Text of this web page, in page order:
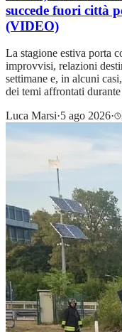
succede fuori città
(VIDEO)
La stagione estiva porta
improvvisi, relazioni
settimane e, in alcuni
dei temi affrontati
Luca Marsi·5 ago 2026·